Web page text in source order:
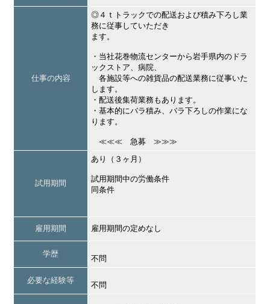
仕事の内容
◎４ｔトラックでの配送および積み下ろし業
務に従事していただき
ます。
・当社花巻物流センターから岩手県内のドラ
ックストア、病院、
各施設等への雑貨品の配送業務に従事いた
します。
・配送後集荷業務もあります。
・基本的にバラ積み、バラ下ろしの作業にな
ります。
≪≪≪ 急募 ≫≫≫
試用期間
あり（３ヶ月）
試用期間中の労働条件
同条件
雇用期間 雇用期間の定めなし
学歴
不問
必要な経験等
不問